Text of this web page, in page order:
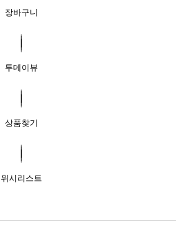
장바구니
투데이뷰
상품찾기
위시리스트